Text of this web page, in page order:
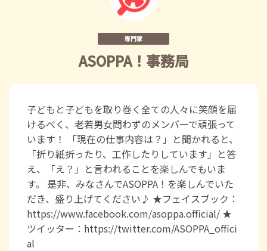
専門家
ASOPPA！事務局
子どもと子どもを取り巻く全ての人々に笑顔を届
けるべく、老若男女問わずのメンバーで頑張って
います！ 「現在の仕事内容は？」と聞かれると、
「折り紙折ったり、工作したりしています」と答
え、「え？」と言われることを楽しんでもいま
す。 是非、みなさんでASOPPA！を楽しんでいた
だき、盛り上げてください♪ ★フェイスブック：
https://www.facebook.com/asoppa.official/ ★
ツイッター：https://twitter.com/ASOPPA_offici
al